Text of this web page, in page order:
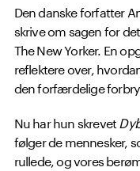
Den danske forfatter
skrive om sagen for
The New Yorker. En
reflektere over,
den forfærdelige
Nu har hun skrevet
følger de mennesker,
rullede, og vores